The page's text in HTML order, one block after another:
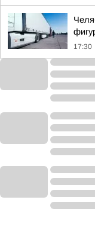
17:30